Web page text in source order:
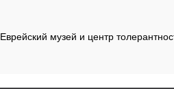
Еврейский музей и центр